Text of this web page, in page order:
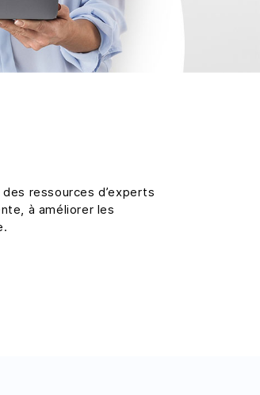
ressources d’experts
à améliorer les